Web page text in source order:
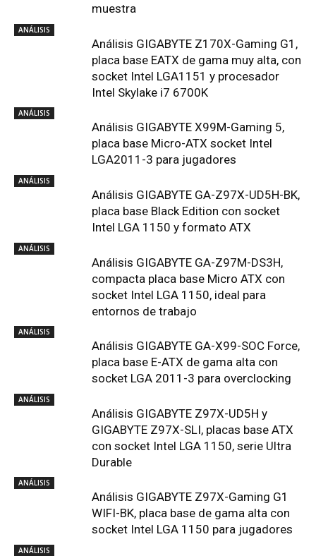
muestra
ANÁLISIS
Análisis GIGABYTE Z170X-Gaming G1,
placa base EATX de gama muy alta, con
socket Intel LGA1151 y procesador
Intel Skylake i7 6700K
ANÁLISIS
Análisis GIGABYTE X99M-Gaming 5,
placa base Micro-ATX socket Intel
LGA2011-3 para jugadores
ANÁLISIS
Análisis GIGABYTE GA-Z97X-UD5H-BK,
placa base Black Edition con socket
Intel LGA 1150 y formato ATX
ANÁLISIS
Análisis GIGABYTE GA-Z97M-DS3H,
compacta placa base Micro ATX con
socket Intel LGA 1150, ideal para
entornos de trabajo
ANÁLISIS
Análisis GIGABYTE GA-X99-SOC Force,
placa base E-ATX de gama alta con
socket LGA 2011-3 para overclocking
ANÁLISIS
Análisis GIGABYTE Z97X-UD5H y
GIGABYTE Z97X-SLI, placas base ATX
con socket Intel LGA 1150, serie Ultra
Durable
ANÁLISIS
Análisis GIGABYTE Z97X-Gaming G1
WIFI-BK, placa base de gama alta con
socket Intel LGA 1150 para jugadores
ANÁLISIS